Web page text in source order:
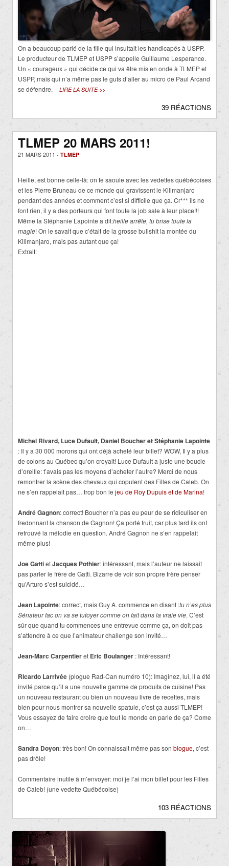
On a beaucoup parlé de la fille qui insultait les handicapés à USPP.
Le producteur de TLMEP et USPP s’appelle Guillaume Lesperance.
Un « courageux » qui décide ce qui va être mis en onde à TLMEP et
USPP, mais qui n’a même pas le guts d’aller au micro de Paul Arcand
se défendre.
LIRE LA SUITE >>
39 RÉACTIONS
TLMEP 20 MARS 2011!
21 MARS 2011 - TLMEP
Heille, est bonne celle-là: on te saoule avec les vedettes québécoises
et les Pierre Bruneau de ce monde qui gravissent le Kilimanjaro
pendant des années et comment c’est si difficile que ça. Cr*** ils ne
font rien, il y a des porteurs qui font toute la job sale à leur place!!!
Même la Stéphanie Lapointe a dit:heille arrête, tu brise toute la
magie! On le savait que c’était de la grosse bullshit la montée du
Kilimanjaro, mais pas autant que ça!
Extrait:
Michel Rivard, Luce Dufault, Daniel Boucher et Stéphanie Lapointe
: Il y a 30 000 morons qui ont déjà acheté leur billet? WOW, Il y a plus
de colons au Québec qu’on croyait! Luce Dufault a juste une boucle
d’oreille: t’avais pas les moyens d’acheter l’autre? Merci de nous
remontrer la scène des chevaux qui copulent des Filles de Caleb. On
ne s’en rappelait pas… trop bon le jeu de Roy Dupuis et de Marina!
André Gagnon: correct! Boucher n’a pas eu peur de se ridiculiser en
fredonnant la chanson de Gagnon! Ça porté fruit, car plus tard ils ont
retrouvé la mélodie en question. André Gagnon ne s’en rappelait
même plus!
Joe GattietJacques Pothier: intéressant, mais l’auteur ne laissait
pas parler le frère de Gatti. Bizarre de voir son propre frère penser
qu’Arturo s’est suicidé…
Jean Lapointe: correct, mais Guy A. commence en disant :tu n’es plus
Sénateur fac on va se tutoyer comme on fait dans la vraie vie. C’est
sûr que quand tu commences une entrevue comme ça, on doit pas
s’attendre à ce que l’animateur challenge son invité…
Jean-Marc Carpentieret Eric Boulanger : Intéressant!
Ricardo Larrivée (plogue Rad-Can numéro 10): Imaginez, lui, il a été
invité parce qu’il a une nouvelle gamme de produits de cuisine! Pas
un nouveau restaurant ou bien un nouveau livre de recettes, mais
bien pour nous montrer sa nouvelle spatule, c’est ça aussi TLMEP!
Vous essayez de faire croire que tout le monde en parle de ça? Come
on…
Sandra Doyon: très bon! On connaissait même pas son blogue, c’est
pas drôle!
Commentaire inutile à m’envoyer: moi je l’ai mon billet pour les Filles
de Caleb! (une vedette Québécoise)
103 RÉACTIONS